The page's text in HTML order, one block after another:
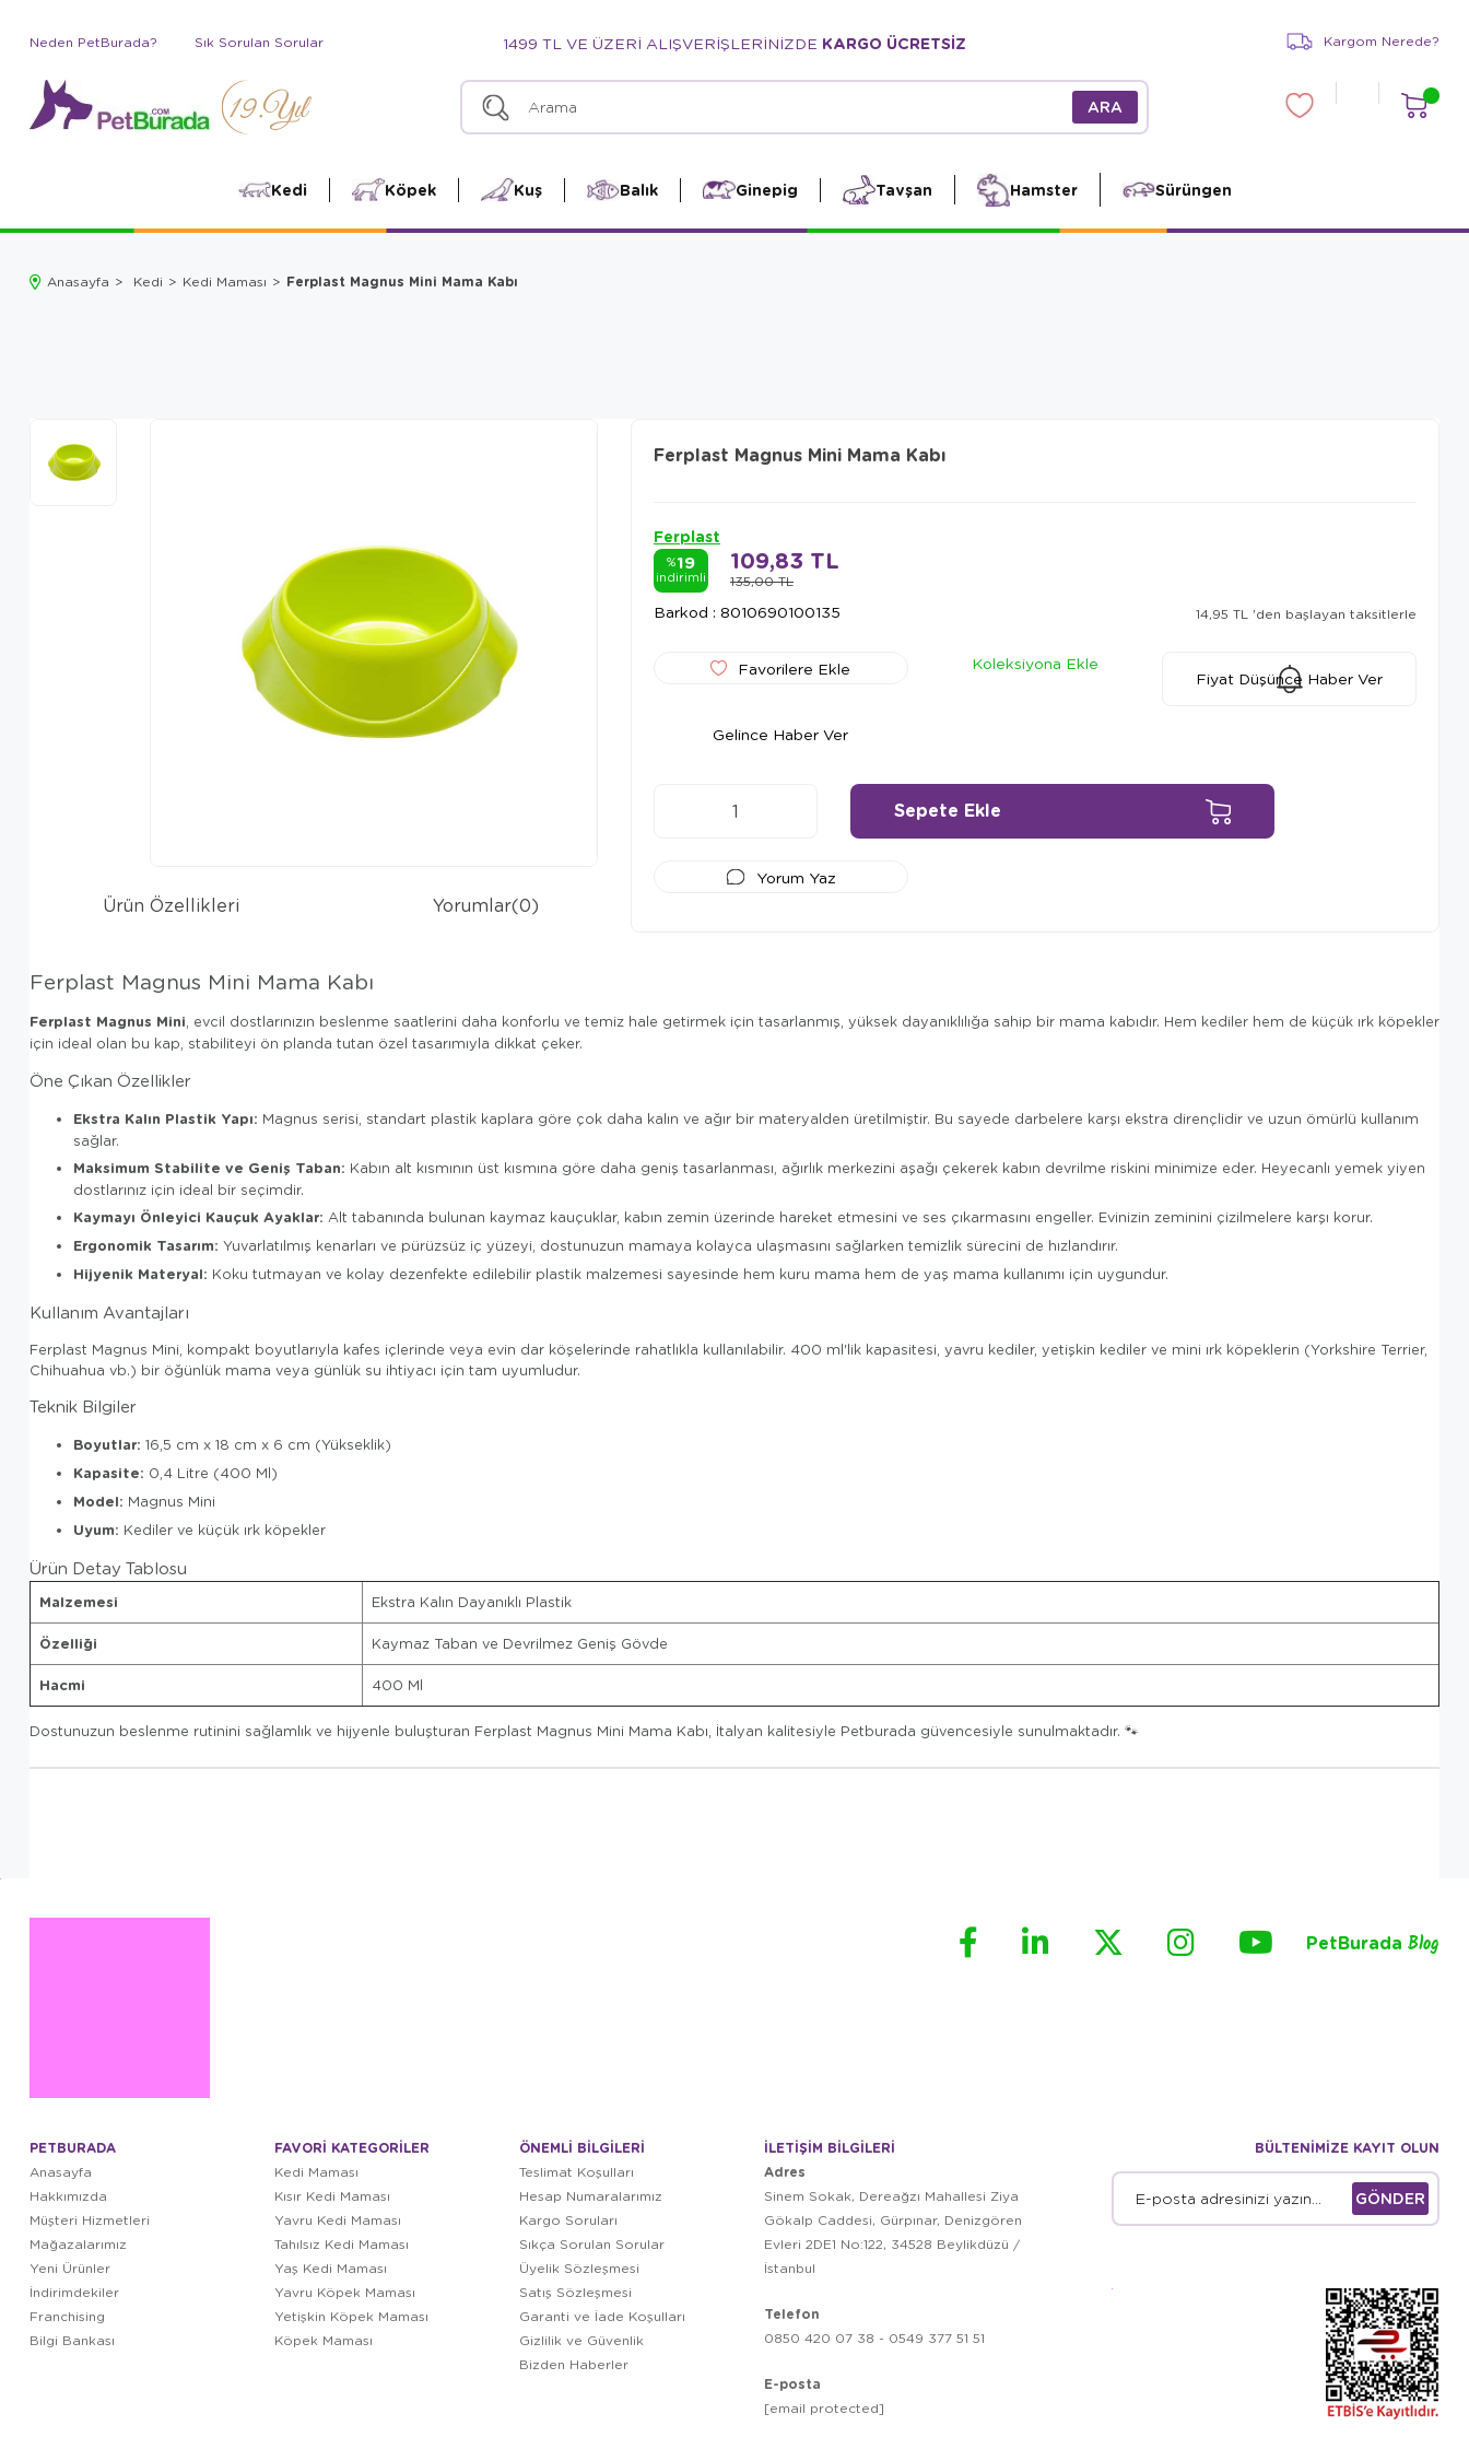
Neden PetBurada? Sık Sorulan Sorular 1499 TL VE ÜZERİ ALIŞVERİŞLERİNİZDE KARGO ÜCRETSİZ Kargom Nerede?
Kedi Köpek Kuş Balık Ginepig Tavşan Hamster Sürüngen
Anasayfa Kedi Kedi Maması Ferplast Magnus Mini Mama Kabı
Ferplast Magnus Mini Mama Kabı
Ferplast
%19
indirimli 135,00 TL
109,83 TL
Barkod : 8010690100135 14,95 TL 'den başlayan taksitlerle
Favorilere Ekle
Koleksiyona Ekle
Fiyat Düşünce Haber Ver
Gelince Haber Ver
Yorum Yaz
Ürün Özellikleri Yorumlar(0)
Ferplast Magnus Mini Mama Kabı
Ferplast Magnus Mini, evcil dostlarınızın beslenme saatlerini daha konforlu ve temiz hale getirmek için tasarlanmış, yüksek dayanıklılığa sahip bir mama kabıdır. Hem kediler hem de küçük ırk köpekler
için ideal olan bu kap, stabiliteyi ön planda tutan özel tasarımıyla dikkat çeker.
Öne Çıkan Özellikler
Ekstra Kalın Plastik Yapı: Magnus serisi, standart plastik kaplara göre çok daha kalın ve ağır bir materyalden üretilmiştir. Bu sayede darbelere karşı ekstra dirençlidir ve uzun ömürlü kullanım
sağlar.
Maksimum Stabilite ve Geniş Taban: Kabın alt kısmının üst kısmına göre daha geniş tasarlanması, ağırlık merkezini aşağı çekerek kabın devrilme riskini minimize eder. Heyecanlı yemek yiyen
dostlarınız için ideal bir seçimdir.
Kaymayı Önleyici Kauçuk Ayaklar: Alt tabanında bulunan kaymaz kauçuklar, kabın zemin üzerinde hareket etmesini ve ses çıkarmasını engeller. Evinizin zeminini çizilmelere karşı korur.
Ergonomik Tasarım: Yuvarlatılmış kenarları ve pürüzsüz iç yüzeyi, dostunuzun mamaya kolayca ulaşmasını sağlarken temizlik sürecini de hızlandırır.
Hijyenik Materyal: Koku tutmayan ve kolay dezenfekte edilebilir plastik malzemesi sayesinde hem kuru mama hem de yaş mama kullanımı için uygundur.
Kullanım Avantajları
Ferplast Magnus Mini, kompakt boyutlarıyla kafes içlerinde veya evin dar köşelerinde rahatlıkla kullanılabilir. 400 ml'lik kapasitesi, yavru kediler, yetişkin kediler ve mini ırk köpeklerin (Yorkshire Terrier,
Chihuahua vb.) bir öğünlük mama veya günlük su ihtiyacı için tam uyumludur.
Teknik Bilgiler
Boyutlar: 16,5 cm x 18 cm x 6 cm (Yükseklik)
Kapasite: 0,4 Litre (400 Ml)
Model: Magnus Mini
Uyum: Kediler ve küçük ırk köpekler
Ürün Detay Tablosu
Malzemesi Ekstra Kalın Dayanıklı Plastik
Özelliği Kaymaz Taban ve Devrilmez Geniş Gövde
Hacmi 400 Ml
Dostunuzun beslenme rutinini sağlamlık ve hijyenle buluşturan Ferplast Magnus Mini Mama Kabı, İtalyan kalitesiyle Petburada güvencesiyle sunulmaktadır. 🐾
PetBurada Blog
PETBURADA
Anasayfa
Hakkımızda
Müşteri Hizmetleri
Mağazalarımız
Yeni Ürünler
İndirimdekiler
Franchising
Bilgi Bankası
FAVORİ KATEGORİLER
Kedi Maması
Kısır Kedi Maması
Yavru Kedi Maması
Tahılsız Kedi Maması
Yaş Kedi Maması
Yavru Köpek Maması
Yetişkin Köpek Maması
Köpek Maması
ÖNEMLİ BİLGİLERİ
Teslimat Koşulları
Hesap Numaralarımız
Kargo Soruları
Sıkça Sorulan Sorular
Üyelik Sözleşmesi
Satış Sözleşmesi
Garanti ve İade Koşulları
Gizlilik ve Güvenlik
Bizden Haberler
İLETİŞİM BİLGİLERİ
Adres
Sinem Sokak, Dereağzı Mahallesi Ziya
Gökalp Caddesi, Gürpınar, Denizgören
Evleri 2DE1 No:122, 34528 Beylikdüzü /
İstanbul
Telefon
0850 420 07 38 - 0549 377 51 51
E-posta
[email protected]
BÜLTENİMİZE KAYIT OLUN
GÖNDER